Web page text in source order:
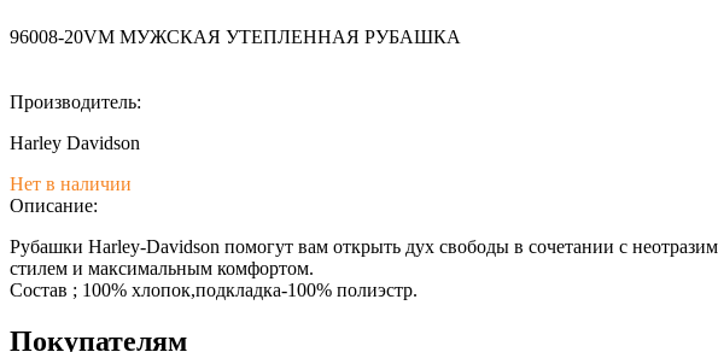
96008-20VM МУЖСКАЯ УТЕПЛЕННАЯ РУБАШКА
Производитель:
Harley Davidson
Нет в наличии
Описание:
Рубашки Harley-Davidson помогут вам открыть дух свободы в сочетании с
стилем и максимальным комфортом.
Состав ; 100% хлопок,подкладка-100% полиэстр.
Покупателям